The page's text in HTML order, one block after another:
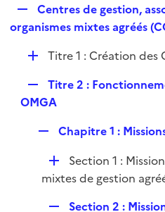
e
r
p
l
i
e
r
e
l
r
Centres de gestion,
organismes mixtes agréés
D
l
Titre 1 : Création des
e
l
r
Titre 2 :
OMGA
p
l
Chapitre 1 :
D
é
Section 1 :
mixtes de gestion
Section 2 :